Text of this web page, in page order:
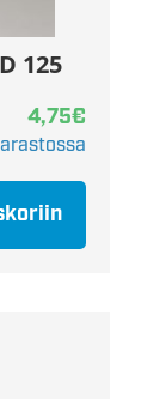
125
4,75€